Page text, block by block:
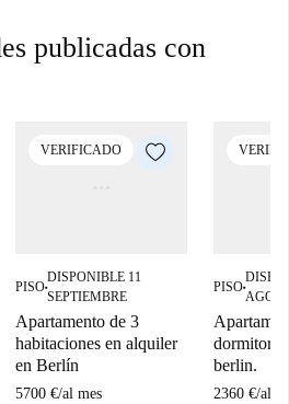
publicadas con
VERIFICADO
PISO■
DISPONIBLE 11
SEPTIEMBRE
Apartamento de 3
habitaciones en alquiler
en Berlín
5700 €/al mes
PISO■
dormitorio
berlin.
2360 €/al